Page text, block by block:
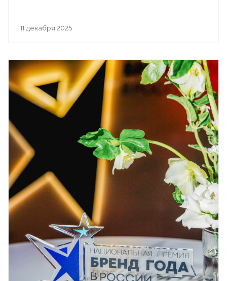
11 декабря 2025